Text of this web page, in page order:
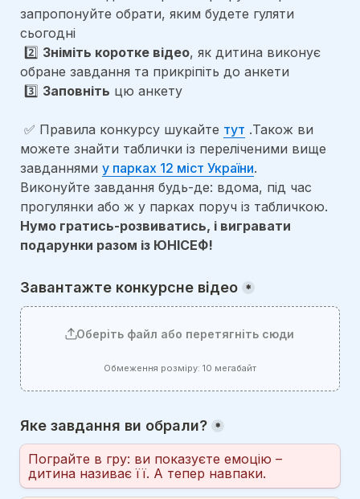
запропонуйте обрати, яким будете гуляти
сьогодні
2️⃣ Зніміть коротке відео, як дитина виконує
обране завдання та прикріпіть до анкети
3️⃣ Заповніть цю анкету
✅ Правила конкурсу шукайте тут .Також ви
можете знайти таблички із переліченими вище
завданнями у парках 12 міст України.
Виконуйте завдання будь-де: вдома, під час
прогулянки або ж у парках поруч із табличкою.
Нумо гратись-розвиватись, і вигравати
подарунки разом із ЮНІСЕФ!
Завантажте конкурсне відео *
Оберіть файл або перетягніть сюди
Обмеження розміру: 10 мегабайт
Яке завдання ви обрали? *
Пограйте в гру: ви показуєте емоцію –
дитина називає її. А тепер навпаки.